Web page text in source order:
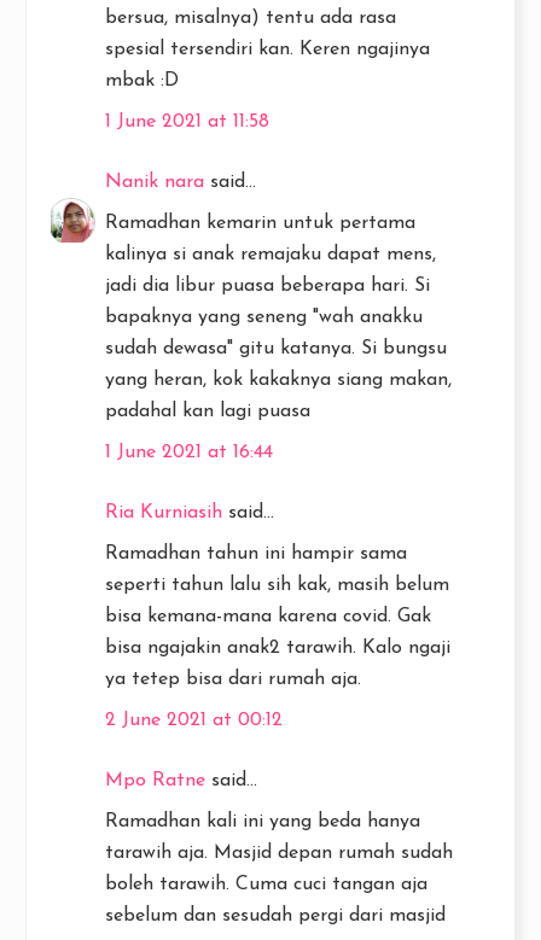
bersua, misalnya) tentu ada rasa
spesial tersendiri kan. Keren ngajinya
mbak :D
1 June 2021 at 11:58
Nanik nara said...
Ramadhan kemarin untuk pertama
kalinya si anak remajaku dapat mens,
jadi dia libur puasa beberapa hari. Si
bapaknya yang seneng "wah anakku
sudah dewasa" gitu katanya. Si bungsu
yang heran, kok kakaknya siang makan,
padahal kan lagi puasa
1 June 2021 at 16:44
Ria Kurniasih said...
Ramadhan tahun ini hampir sama
seperti tahun lalu sih kak, masih belum
bisa kemana-mana karena covid. Gak
bisa ngajakin anak2 tarawih. Kalo ngaji
ya tetep bisa dari rumah aja.
2 June 2021 at 00:12
Mpo Ratne said...
Ramadhan kali ini yang beda hanya
tarawih aja. Masjid depan rumah sudah
boleh tarawih. Cuma cuci tangan aja
sebelum dan sesudah pergi dari masjid